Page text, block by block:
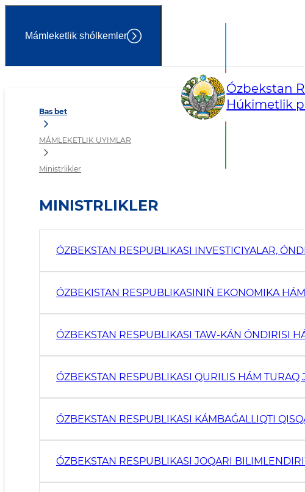
Mámleketlik shólkemler
Ózbekstan
Húkimetlik
Bas bet
MÁMLEKETLIK UYIMLAR
Ministrlikler
MINISTRLIKLER
ÓZBEKSTAN RESPUBLIKASI INVESTICIYALAR,
ÓZBEKISTAN RESPUBLIKASINIŃ EKONOMIKA
ÓZBEKSTAN RESPUBLIKASI TAW-KÁN ÓNDIRISI
ÓZBEKSTAN RESPUBLIKASI QURILIS HÁM
ÓZBEKSTAN RESPUBLIKASI KÁMBAǴALLIQTI
ÓZBEKSTAN RESPUBLIKASI JOQARI